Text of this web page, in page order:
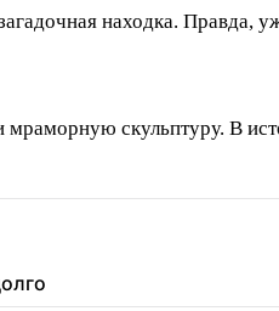
находка. Правда,
скульптуру. В